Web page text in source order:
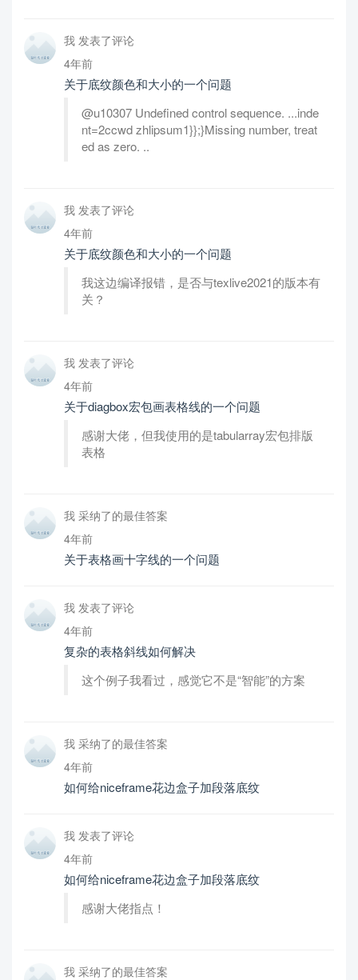
我 发表了评论
4年前
关于底纹颜色和大小的一个问题
@u10307 Undefined control sequence. ...inde
nt=2ccwd zhlipsum1}};}Missing number, treat
ed as zero. ..
我 发表了评论
4年前
关于底纹颜色和大小的一个问题
我这边编译报错，是否与texlive2021的版本有
关？
我 发表了评论
4年前
关于diagbox宏包画表格线的一个问题
感谢大佬，但我使用的是tabularray宏包排版
表格
我 采纳了的最佳答案
4年前
关于表格画十字线的一个问题
我 发表了评论
4年前
复杂的表格斜线如何解决
这个例子我看过，感觉它不是“智能”的方案
我 采纳了的最佳答案
4年前
如何给niceframe花边盒子加段落底纹
我 发表了评论
4年前
如何给niceframe花边盒子加段落底纹
感谢大佬指点！
我 采纳了的最佳答案